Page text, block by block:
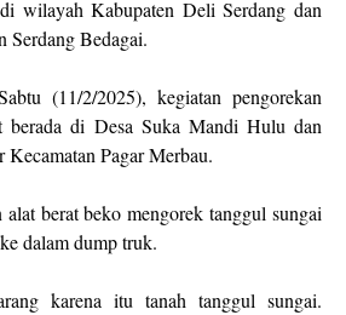
wilayah Kabupaten Deli Serdang dan
Serdang Bedagai.
(11/2/2025), kegiatan pengorekan
berada di Desa Suka Mandi Hulu dan
Pagar Merbau.
berat beko mengorek tanggul sungai
dalam dump truk.
karena itu tanah tanggul sungai.